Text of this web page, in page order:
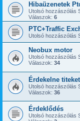
Hibaüzenetek
Utolsó hozzászólás
Válaszok: 6
PTC+Traffic
Utolsó hozzászólás
Neobux motor
Utolsó hozzászólás
Válaszok: 34
Érdekelne
Utolsó hozzászólás
Válaszok: 36
Érdeklődés
Utolsó hozzászólás